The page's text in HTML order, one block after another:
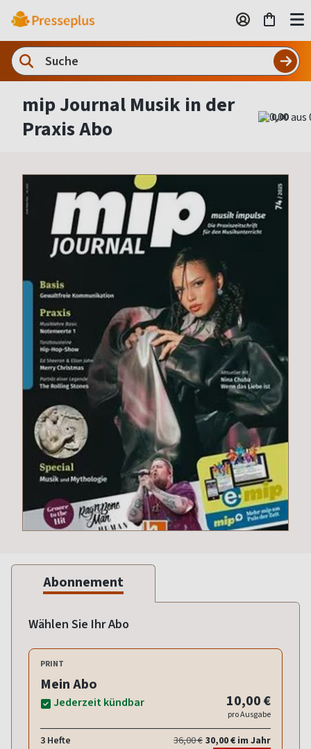
mip Journal Musik in der
Praxis Abo
0,00
Abonnement
Wählen Sie Ihr Abo
PRINT
Mein Abo
Jederzeit kündbar 10,00 €
pro Ausgabe
3 Hefte 36,00 € 30,00 € im Jahr